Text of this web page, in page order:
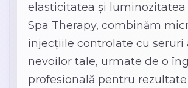
elasticitatea și luminozitatea
Spa Therapy, combinăm
injecțiile controlate cu seruri
nevoilor tale, urmate de o
profesională pentru